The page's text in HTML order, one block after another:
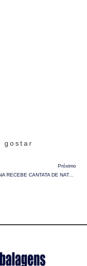
gostar
Próximo
PARAIBUNA RECEBE CANTATA DE NATAL E CELEBRA O ESPÍRITO NATALINO COM APRESENTAÇÃO ESPECIAL